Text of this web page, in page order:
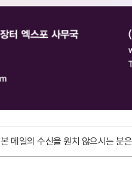
본 메일의 수신을 원치 않으시는 분